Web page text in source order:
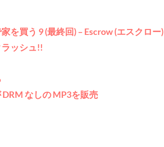
を買う 9 (最終回) – Escrow (エスクロー)
ッシュ!!
DRM なしの MP3を販売